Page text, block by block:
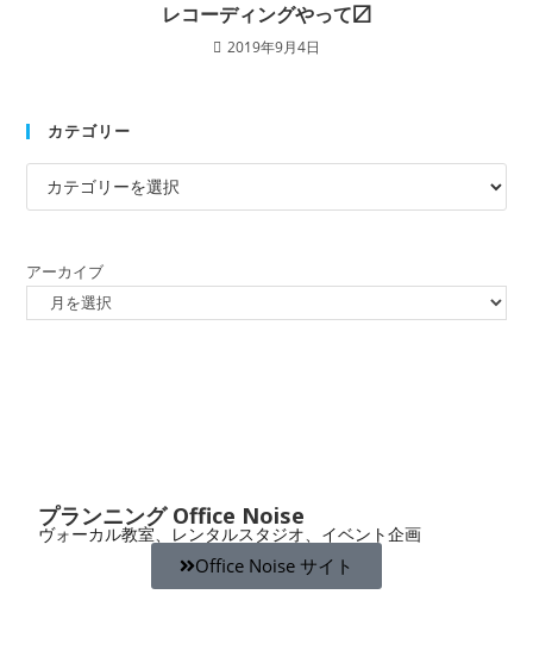
レコーディングやって〼
2019年9月4日
カテゴリー
アーカイブ
プランニング Office Noise
ヴォーカル教室、レンタルスタジオ、イベント企画
Office Noise サイト